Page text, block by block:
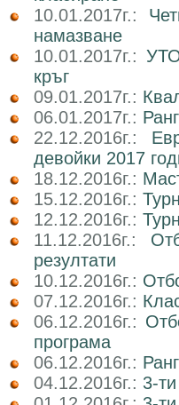
10.01.2017г.:
намазване
10.01.2017г.:
кръг
09.01.2017г.:
06.01.2017г.:
22.12.2016г.:
девойки 2017
18.12.2016г.:
15.12.2016г.:
12.12.2016г.:
11.12.2016г.:
резултати
10.12.2016г.:
07.12.2016г.:
06.12.2016г.:
програма
06.12.2016г.:
04.12.2016г.: 3-